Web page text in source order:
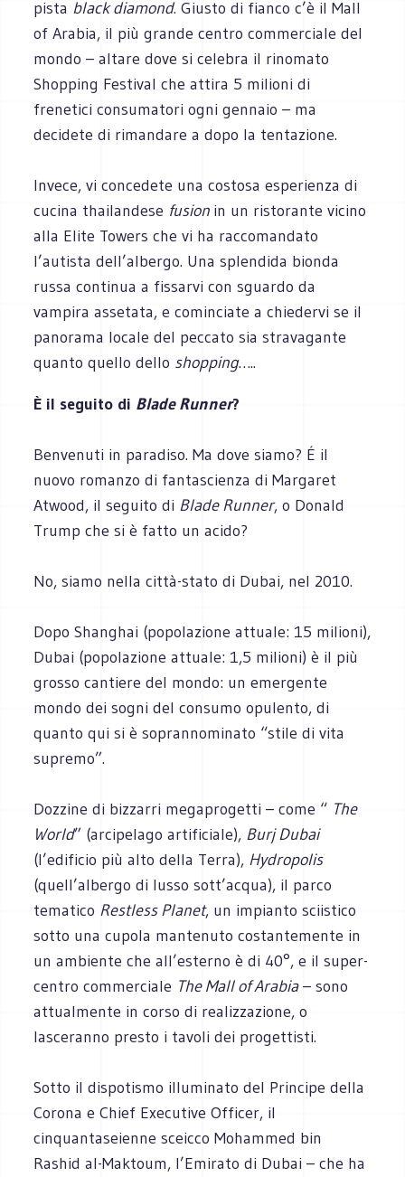
pista black diamond. Giusto di fianco c’è il Mall
of Arabia, il più grande centro commerciale del
mondo – altare dove si celebra il rinomato
Shopping Festival che attira 5 milioni di
frenetici consumatori ogni gennaio – ma
decidete di rimandare a dopo la tentazione.
Invece, vi concedete una costosa esperienza di
cucina thailandese fusion in un ristorante vicino
alla Elite Towers che vi ha raccomandato
l’autista dell’albergo. Una splendida bionda
russa continua a fissarvi con sguardo da
vampira assetata, e cominciate a chiedervi se il
panorama locale del peccato sia stravagante
quanto quello dello shopping…..
È il seguito di Blade Runner?
Benvenuti in paradiso. Ma dove siamo? É il
nuovo romanzo di fantascienza di Margaret
Atwood, il seguito di Blade Runner, o Donald
Trump che si è fatto un acido?
No, siamo nella città-stato di Dubai, nel 2010.
Dopo Shanghai (popolazione attuale: 15 milioni),
Dubai (popolazione attuale: 1,5 milioni) è il più
grosso cantiere del mondo: un emergente
mondo dei sogni del consumo opulento, di
quanto qui si è soprannominato “stile di vita
supremo”.
Dozzine di bizzarri megaprogetti – come “ The
World” (arcipelago artificiale), Burj Dubai
(l’edificio più alto della Terra), Hydropolis
(quell’albergo di lusso sott’acqua), il parco
tematico Restless Planet, un impianto sciistico
sotto una cupola mantenuto costantemente in
un ambiente che all’esterno è di 40°, e il super-
centro commerciale The Mall of Arabia– sono
attualmente in corso di realizzazione, o
lasceranno presto i tavoli dei progettisti.
Sotto il dispotismo illuminato del Principe della
Corona e Chief Executive Officer, il
cinquantaseienne sceicco Mohammed bin
Rashid al-Maktoum, l’Emirato di Dubai – che ha